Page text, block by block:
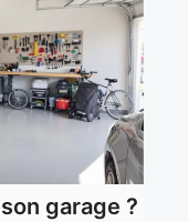
garage ?